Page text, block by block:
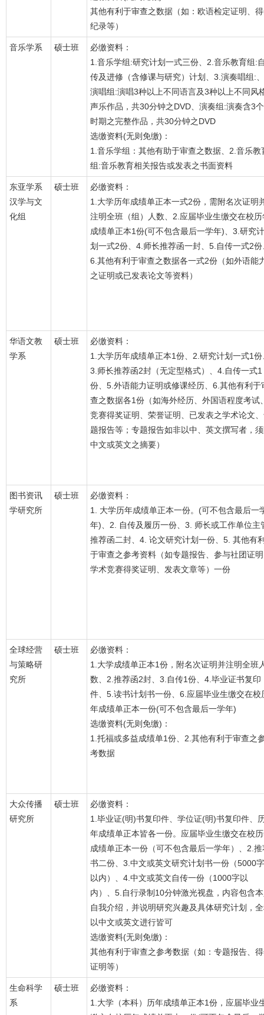
其他有利于审查之数据（如：欧语检定证明、
纪录等）
音乐学系 硕士班
必缴资料：
1.音乐学组:研究计划一式三份、2.音乐教育组:
传及进修（含修课与研究）计划、3.演奏唱组:、
演唱组:演唱3种以上不同语言及3种以上不同风
声乐作品，共30分钟之DVD、演奏组:演奏含3个
时期之完整作品，共30分钟之DVD
选缴资料(无则免缴)：
1.音乐学组：其他有助于审查之数据、2.音乐教
组:音乐教育相关报告或发表之书面资料
东亚学系
汉学与文
化组
硕士班
必缴资料：
1.大学历年成绩单正本一式2份，需附名次证明
注明全班（组）人数、2.应届毕业生缴交在校历
成绩单正本1份(可不包含最后一学年)、3.研究计
划一式2份、4.师长推荐函一封、5.自传一式2份
6.其他有利于审查之数据各一式2份（如外语能
之证明或已发表论文等资料）
华语文教
学系
硕士班
必缴资料：
1.大学历年成绩单正本1份、2.研究计划一式1份
3.师长推荐函2封（无定型格式）、4.自传一式1
份、5.外语能力证明或修课经历、6.其他有利于
查之数据各1份（如海外经历、外国语程度考试
竞赛得奖证明、荣誉证明、已发表之学术论文
题报告等；专题报告如非以中、英文撰写者，
中文或英文之摘要）
图书资讯
学研究所
硕士班
必缴资料：
1. 大学历年成绩单正本一份。(可不包含最后一
年)、2. 自传及履历一份、3. 师长或工作单位主
推荐函二封、4. 论文研究计划一份、5. 其他有
于审查之参考资料（如专题报告、参与社团证
学术竞赛得奖证明、发表文章等）一份
全球经营
与策略研
究所
硕士班
必缴资料：
1.大学成绩单正本1份，附名次证明并注明全班
数、2.推荐函2封、3.自传1份、4.毕业证书复印
件、5.读书计划书一份、6.应届毕业生缴交在校
年成绩单正本一份(可不包含最后一学年)
选缴资料(无则免缴)：
1.托福或多益成绩单1份、2.其他有利于审查之
考数据
大众传播
研究所
硕士班
必缴资料：
1.毕业证(明)书复印件、学位证(明)书复印件、
年成绩单正本皆各一份。应届毕业生缴交在校
成绩单正本一份（可不包含最后一学年）、2.推
书二份、3.中文或英文研究计划书一份（5000字
以内）、4.中文或英文自传一份（1000字以
内）、5.自行录制10分钟激光视盘，内容包含
自我介绍，并说明研究兴趣及具体研究计划，
以中文或英文进行皆可
选缴资料(无则免缴)：
其他有利于审查之参考数据（如：专题报告、
证明等）
生命科学
系
硕士班
必缴资料：
1.大学（本科）历年成绩单正本1份，应届毕业